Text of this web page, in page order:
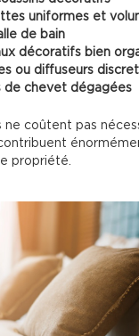
uniformes et
de bain
décoratifs bien
ou diffuseurs
de chevet dégagées
ne coûtent pas
propriété.